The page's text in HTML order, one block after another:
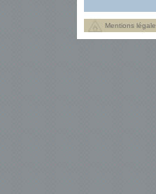
Mentions